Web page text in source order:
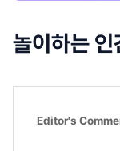
놀이하는 인
Editor's